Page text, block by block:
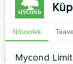
Nõusolek Teave
Mycond